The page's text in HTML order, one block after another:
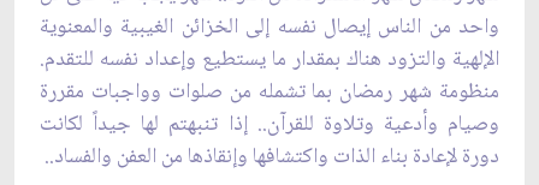
واحد من الناس إيصال نفسه إلى الخزائن الغيبية والمعنوية
الإلهية والتزود هناك بمقدار ما يستطيع وإعداد نفسه للتقدم.
منظومة شهر رمضان بما تشمله من صلوات وواجبات مقررة
وصيام وأدعية وتلاوة للقرآن.. إذا تنبهتم لها جيداً لكانت
دورة لإعادة بناء الذات واكتشافها وإنقاذها من العفن والفساد..